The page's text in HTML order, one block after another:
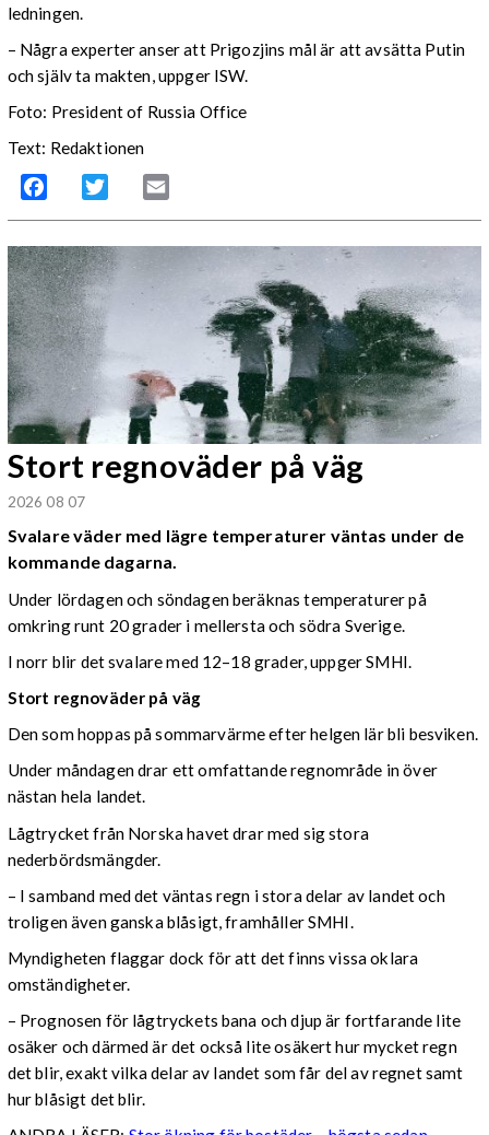
ledningen.
– Några experter anser att Prigozjins mål är att avsätta Putin
och själv ta makten, uppger ISW.
Foto: President of Russia Office
Text: Redaktionen
Facebook Twitter
Stort regnoväder på väg
2026 08 07
Svalare väder med lägre temperaturer väntas under de
kommande dagarna.
Under lördagen och söndagen beräknas temperaturer på
omkring runt 20 grader i mellersta och södra Sverige.
I norr blir det svalare med 12–18 grader, uppger SMHI.
Stort regnoväder på väg
Den som hoppas på sommarvärme efter helgen lär bli besviken.
Under måndagen drar ett omfattande regnområde in över
nästan hela landet.
Lågtrycket från Norska havet drar med sig stora
nederbördsmängder.
– I samband med det väntas regn i stora delar av landet och
troligen även ganska blåsigt, framhåller SMHI.
Myndigheten flaggar dock för att det finns vissa oklara
omständigheter.
– Prognosen för lågtryckets bana och djup är fortfarande lite
osäker och därmed är det också lite osäkert hur mycket regn
det blir, exakt vilka delar av landet som får del av regnet samt
hur blåsigt det blir.